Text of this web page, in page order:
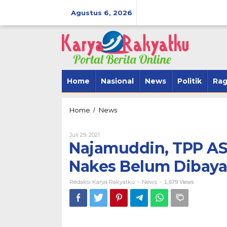
Agustus 6, 2026
Home Nasional News Politik
Home / NewsNajamuddin,
Cair,
Kalau
Insentif
Nakes
Belum
Dibayarkan
Juli 29, 2021
Karya
Rakyatku
Najamuddin, TPP
Nakes Belum
Redaksi Karya Rakyatku - News - 1,679 Views
BerAmal
SipakarioMi
Tegak Lurus
Di Politik